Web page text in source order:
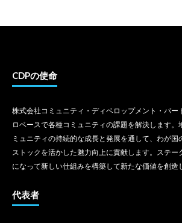
CDPの使命
株式会社コミュニティ・ディベロップメント・パー
ロベースで各種コミュニティの課題を解決します。
ミュニティの持続的な成長と発展を通して、わが国
ストックを活かした魅力向上に貢献します。ステー
になって新しい仕組みを構築して新たな価値を創造
代表者